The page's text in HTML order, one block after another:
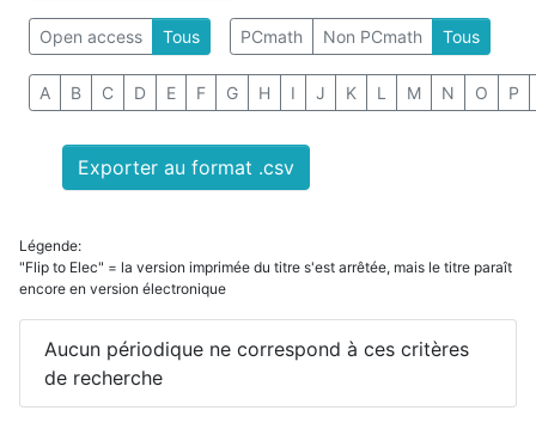
Open access Tous PCmath Non PCmath Tous
A B C D E F G H I J K L M N O P
Exporter au format .csv
Légende:
"Flip to Elec" = la version imprimée du titre s'est arrêtée, mais le titre paraît
encore en version électronique
Aucun périodique ne correspond à ces critères
de recherche